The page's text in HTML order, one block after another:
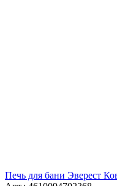
Печь для бани Эверест